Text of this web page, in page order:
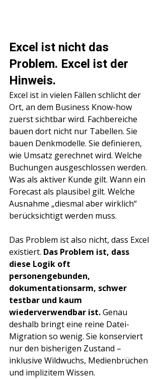
Excel ist nicht das
Problem. Excel ist der
Hinweis.
Excel ist in vielen Fällen schlicht der
Ort, an dem Business Know-how
zuerst sichtbar wird. Fachbereiche
bauen dort nicht nur Tabellen. Sie
bauen Denkmodelle. Sie definieren,
wie Umsatz gerechnet wird. Welche
Buchungen ausgeschlossen werden.
Was als aktiver Kunde gilt. Wann ein
Forecast als plausibel gilt. Welche
Ausnahme „diesmal aber wirklich“
berücksichtigt werden muss.
Das Problem ist also nicht, dass Excel
existiert. Das Problem ist, dass
diese Logik oft
personengebunden,
dokumentationsarm, schwer
testbar und kaum
wiederverwendbar ist. Genau
deshalb bringt eine reine Datei-
Migration so wenig. Sie konserviert
nur den bisherigen Zustand –
inklusive Wildwuchs, Medienbrüchen
und implizitem Wissen.